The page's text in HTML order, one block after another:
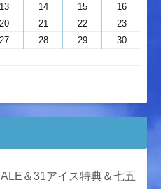
13 14 15
16
20 21 22
23
27 28 29
30
＆31アイス特典＆七五